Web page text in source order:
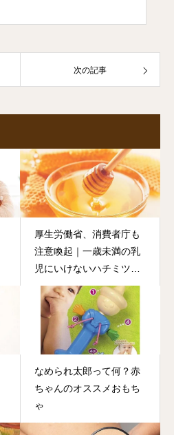
次の記事
厚生労働省、消費者庁も
注意喚起｜一歳未満の乳
児にいけないハチミツに
ついて
なめられ太郎って何？赤
ちゃんのオススメおもち
ゃ